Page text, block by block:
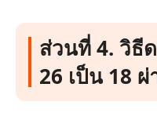
ส่วนที่ 4. วิธี
26 เป็น 18